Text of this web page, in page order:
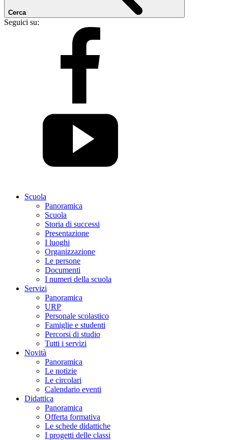
Cerca
Seguici su:
Scuola
Panoramica
Scuola
Storia di successi
Presentazione
I luoghi
Organizzazione
Le persone
Documenti
I numeri della scuola
Servizi
Panoramica
URP
Personale scolastico
Famiglie e studenti
Percorsi di studio
Tutti i servizi
Novità
Panoramica
Le notizie
Le circolari
Calendario eventi
Didattica
Panoramica
Offerta formativa
Le schede didattiche
I progetti delle classi